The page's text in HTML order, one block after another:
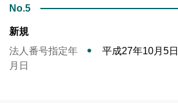
No.5
新規
法人番号指定年
月日
平成27年10月5日